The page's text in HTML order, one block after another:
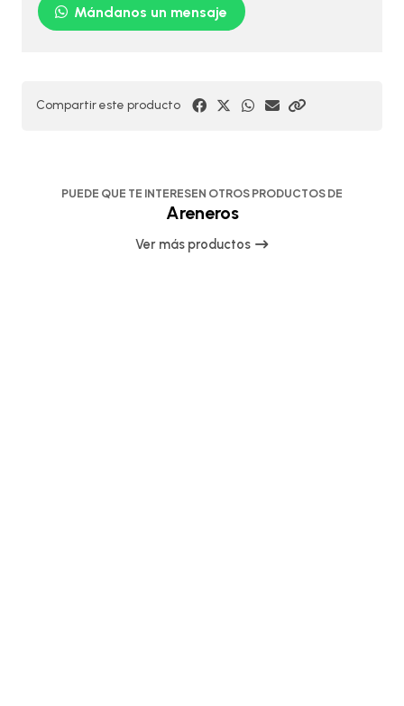
Mándanos un mensaje
Compartir este producto
PUEDE QUE TE INTERESEN OTROS PRODUCTOS DE
Areneros
Ver más productos